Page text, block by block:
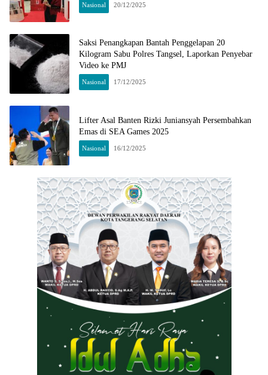
Nasional 20/12/2025
Saksi Penangkapan Bantah Penggelapan 20
Kilogram Sabu Polres Tangsel, Laporkan Penyebar
Video ke PMJ
Nasional 17/12/2025
Lifter Asal Banten Rizki Juniansyah Persembahkan
Emas di SEA Games 2025
Nasional 16/12/2025